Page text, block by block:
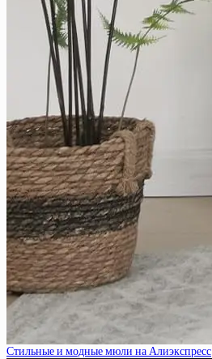
Стильные и модные мюли на Алиэкспресс